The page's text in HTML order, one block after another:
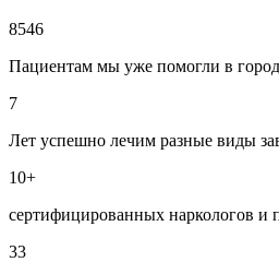
8546
Пациентам мы уже помогли в
7
Лет успешно лечим разные виды
10+
сертифицированных наркологов и
33